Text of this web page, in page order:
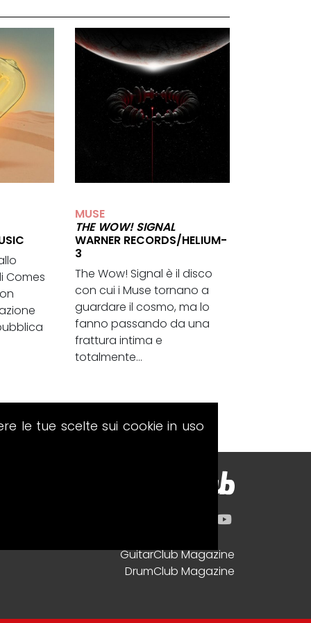
Comes
MUSE
THE WOW! SIGNAL
WARNER RECORDS/HELIUM-
3
The Wow! Signal è il disco
con cui i Muse tornano a
guardare il cosmo, ma lo
fanno passando da una
frattura intima e
totalmente...
GuitarClub Magazine
DrumClub Magazine
le tue scelte sui cookie in uso